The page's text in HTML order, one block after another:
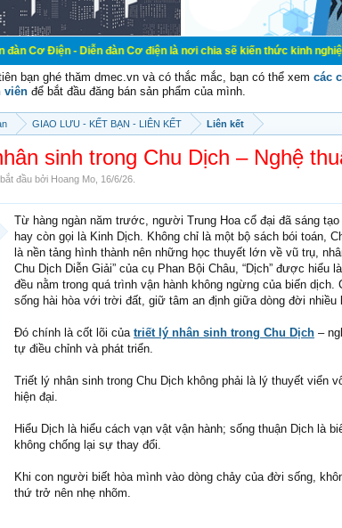
Điện - Diễn đàn Cơ điện là nơi chia sẽ kiến thức kinh nghiệm
bạn ghé thăm dmec.vn và có thắc mắc, bạn có thể xem các
viên để bắt đầu đăng bán sản phẩm của mình.
GIAO LƯU - KẾT BẠN - LIÊN KẾT Liên kết
sinh trong Chu Dịch – Nghệ
đầu bởi Hoang Mo 16/6/26
Từ hàng ngàn năm trước, người Trung Hoa cổ đại đã sáng
hay còn gọi là Kinh Dịch. Không chỉ là một bộ sách bói toán,
là nền tảng hình thành nên những học thuyết lớn về vũ trụ,
Chu Dịch Diễn Giải” của cụ Phan Bội Châu, “Dịch” được
đều nằm trong quá trình vận hành không ngừng của biến
sống hài hòa với trời đất, giữ tâm an định giữa dòng đời nhiều
Đó chính là cốt lõi của triết lý nhân sinh trong Chu Dịch –
tự điều chỉnh và phát triển.
Triết lý nhân sinh trong Chu Dịch không phải là lý thuyết viển
hiện đại.
Hiểu Dịch là hiểu cách vạn vật vận hành; sống thuận Dịch là
không chống lại sự thay đổi.
Khi con người biết hòa mình vào dòng chảy của đời sống,
thứ trở nên nhẹ nhõm.